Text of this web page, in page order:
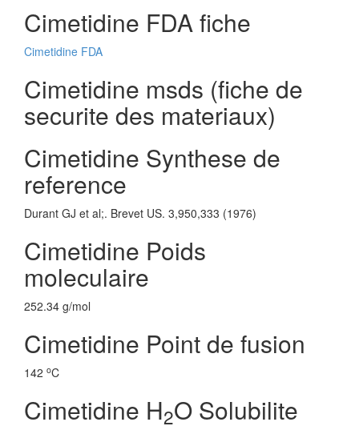
Cimetidine FDA fiche
Cimetidine FDA
Cimetidine msds (fiche de
securite des materiaux)
Cimetidine Synthese de
reference
Durant GJ et al;. Brevet US. 3,950,333 (1976)
Cimetidine Poids
moleculaire
252.34 g/mol
Cimetidine Point de fusion
142 oC
Cimetidine H2O Solubilite